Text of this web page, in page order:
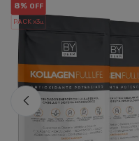
8% OFF
PACK x3u.